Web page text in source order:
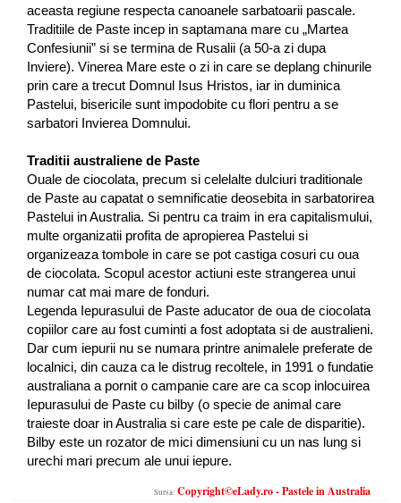
aceasta regiune respecta canoanele sarbatoarii pascale.
Traditiile de Paste incep in saptamana mare cu „Martea
Confesiunii” si se termina de Rusalii (a 50-a zi dupa
Inviere). Vinerea Mare este o zi in care se deplang chinurile
prin care a trecut Domnul Isus Hristos, iar in duminica
Pastelui, bisericile sunt impodobite cu flori pentru a se
sarbatori Invierea Domnului.
Traditii australiene de Paste
Ouale de ciocolata, precum si celelalte dulciuri traditionale
de Paste au capatat o semnificatie deosebita in sarbatorirea
Pastelui in Australia. Si pentru ca traim in era capitalismului,
multe organizatii profita de apropierea Pastelui si
organizeaza tombole in care se pot castiga cosuri cu oua
de ciocolata. Scopul acestor actiuni este strangerea unui
numar cat mai mare de fonduri.
Legenda Iepurasului de Paste aducator de oua de ciocolata
copiilor care au fost cuminti a fost adoptata si de australieni.
Dar cum iepurii nu se numara printre animalele preferate de
localnici, din cauza ca le distrug recoltele, in 1991 o fundatie
australiana a pornit o campanie care are ca scop inlocuirea
Iepurasului de Paste cu bilby (o specie de animal care
traieste doar in Australia si care este pe cale de disparitie).
Bilby este un rozator de mici dimensiuni cu un nas lung si
urechi mari precum ale unui iepure.
Sursa: Copyright©eLady.ro - Pastele in Australia